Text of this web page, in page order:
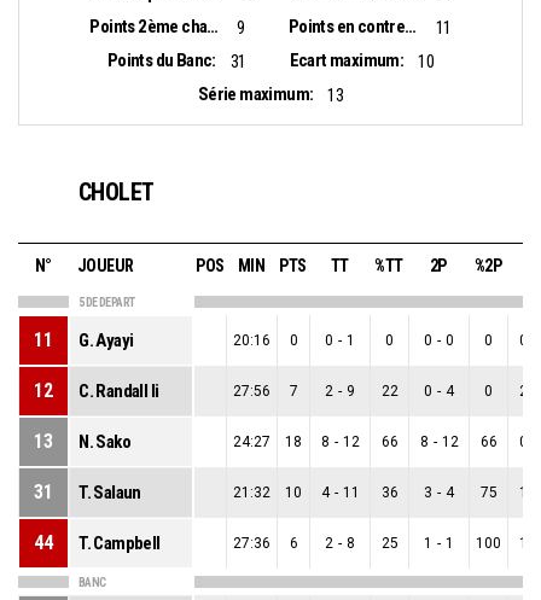
Points 2ème chance:
9 Points en contre-attaque:
11
Points du Banc:
31 Ecart maximum:
10
Série maximum:
13
CHOLET
N° JOUEUR POS MIN PTS TT %TT 2P %2P
5 DE DEPART
11 G. Ayayi 20:16 0 0 - 1 0 0 - 0 0 0
12 C. Randall Ii 27:56 7 2 - 9 22 0 - 4 0 2
13 N. Sako 24:27 18 8 - 12 66 8 - 12 66 0
31 T. Salaun 21:32 10 4 - 11 36 3 - 4 75 1
44 T. Campbell 27:36 6 2 - 8 25 1 - 1 100 1
BANC